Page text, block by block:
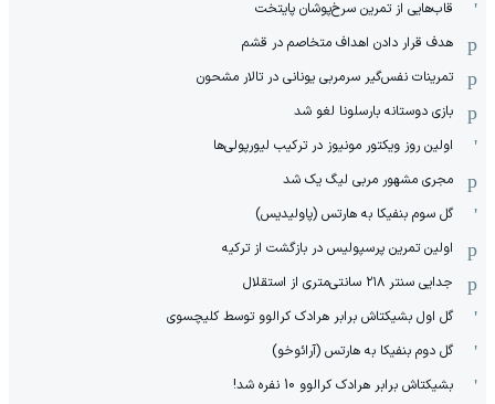
قاب‌هایی از تمرین سرخ‌پوشان پایتخت
هدف قرار دادن اهداف متخاصم در قشم
‏تمرینات نفس‌گیر سرمربی یونانی در تالار مشحون
بازی دوستانه بارسلونا لغو شد
اولین روز ویکتور مونیوز در ترکیب لیورپولی‌ها
مجری مشهور مربی لیگ یک شد
گل سوم بنفیکا به هارتس (پاولیدیس)
اولین تمرین پرسپولیس در بازگشت از ترکیه
جدایی سنتر ۲۱۸ سانتی‌متری از استقلال
گل اول بشیکتاش برابر هرادک کرالوو توسط کلیچسوی
گل دوم بنفیکا به هارتس (آرائوخو)
بشیکتاش برابر هرادک کرالوو 10 نفره شد!